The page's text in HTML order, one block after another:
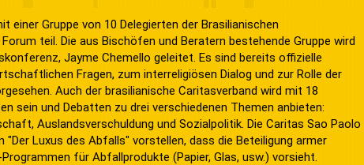
einer Gruppe von 10 Delegierten der Brasilianischen
teil. Die aus Bischöfen und Beratern bestehende Gruppe wird
Jayme Chemello geleitet. Es sind bereits offizielle
Fragen, zum interreligiösen Dialog und zur Rolle der
Auch der brasilianische Caritasverband wird mit 18
sein und Debatten zu drei verschiedenen Themen anbieten:
Auslandsverschuldung und Sozialpolitik. Die Caritas Sao Paolo
"Der Luxus des Abfalls" vorstellen, dass die Beteiligung armer
für Abfallprodukte (Papier, Glas, usw.) vorsieht.